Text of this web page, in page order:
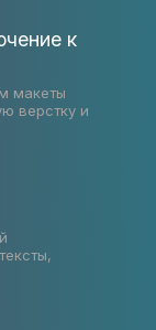
к
макеты
верстку и